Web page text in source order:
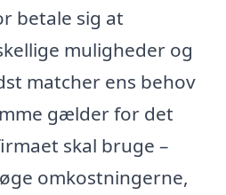
betale sig at
muligheder og
matcher ens behov
gælder for det
skal bruge –
omkostningerne,